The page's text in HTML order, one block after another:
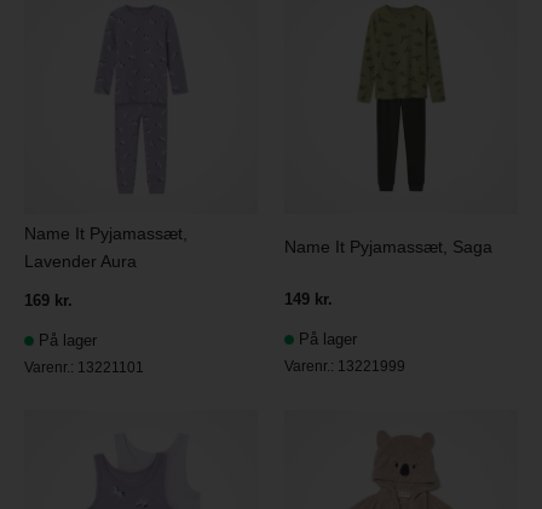
Name It Pyjamassæt,
Lavender Aura
169 kr.
På lager
Varenr.: 13221101
Name It Pyjamassæt, Saga
149 kr.
På lager
Varenr.: 13221999